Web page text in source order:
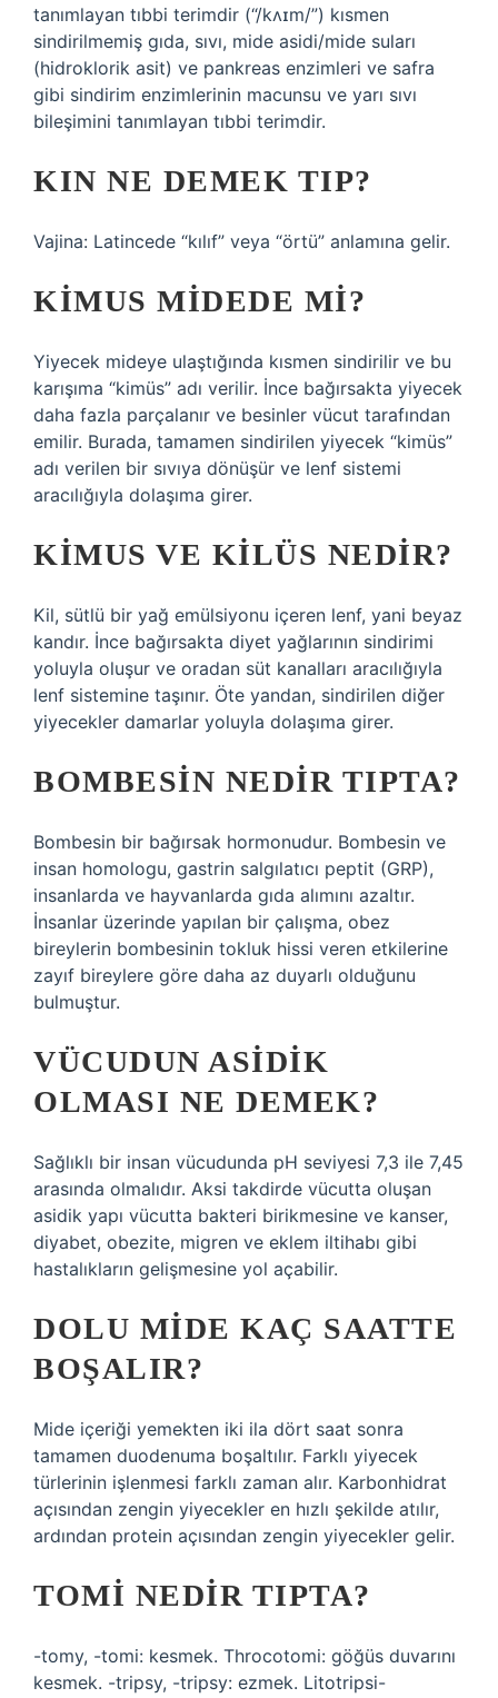
tanımlayan tıbbi terimdir (“/kʌɪm/”) kısmen
sindirilmemiş gıda, sıvı, mide asidi/mide suları
(hidroklorik asit) ve pankreas enzimleri ve safra
gibi sindirim enzimlerinin macunsu ve yarı sıvı
bileşimini tanımlayan tıbbi terimdir.
KIN NE DEMEK TIP?
Vajina: Latincede “kılıf” veya “örtü” anlamına gelir.
KIMUS MIDEDE MI?
Yiyecek mideye ulaştığında kısmen sindirilir ve bu
karışıma “kimüs” adı verilir. İnce bağırsakta yiyecek
daha fazla parçalanır ve besinler vücut tarafından
emilir. Burada, tamamen sindirilen yiyecek “kimüs”
adı verilen bir sıvıya dönüşür ve lenf sistemi
aracılığıyla dolaşıma girer.
KIMUS VE KILÜS NEDIR?
Kil, sütlü bir yağ emülsiyonu içeren lenf, yani beyaz
kandır. İnce bağırsakta diyet yağlarının sindirimi
yoluyla oluşur ve oradan süt kanalları aracılığıyla
lenf sistemine taşınır. Öte yandan, sindirilen diğer
yiyecekler damarlar yoluyla dolaşıma girer.
BOMBESIN NEDIR TIPTA?
Bombesin bir bağırsak hormonudur. Bombesin ve
insan homologu, gastrin salgılatıcı peptit (GRP),
insanlarda ve hayvanlarda gıda alımını azaltır.
İnsanlar üzerinde yapılan bir çalışma, obez
bireylerin bombesinin tokluk hissi veren etkilerine
zayıf bireylere göre daha az duyarlı olduğunu
bulmuştur.
VÜCUDUN ASIDIK
OLMASI NE DEMEK?
Sağlıklı bir insan vücudunda pH seviyesi 7,3 ile 7,45
arasında olmalıdır. Aksi takdirde vücutta oluşan
asidik yapı vücutta bakteri birikmesine ve kanser,
diyabet, obezite, migren ve eklem iltihabı gibi
hastalıkların gelişmesine yol açabilir.
DOLU MIDE KAÇ SAATTE
BOŞALIR?
Mide içeriği yemekten iki ila dört saat sonra
tamamen duodenuma boşaltılır. Farklı yiyecek
türlerinin işlenmesi farklı zaman alır. Karbonhidrat
açısından zengin yiyecekler en hızlı şekilde atılır,
ardından protein açısından zengin yiyecekler gelir.
TOMI NEDIR TIPTA?
-tomy, -tomi: kesmek. Throcotomi: göğüs duvarını
kesmek. -tripsy, -tripsy: ezmek. Litotripsi-